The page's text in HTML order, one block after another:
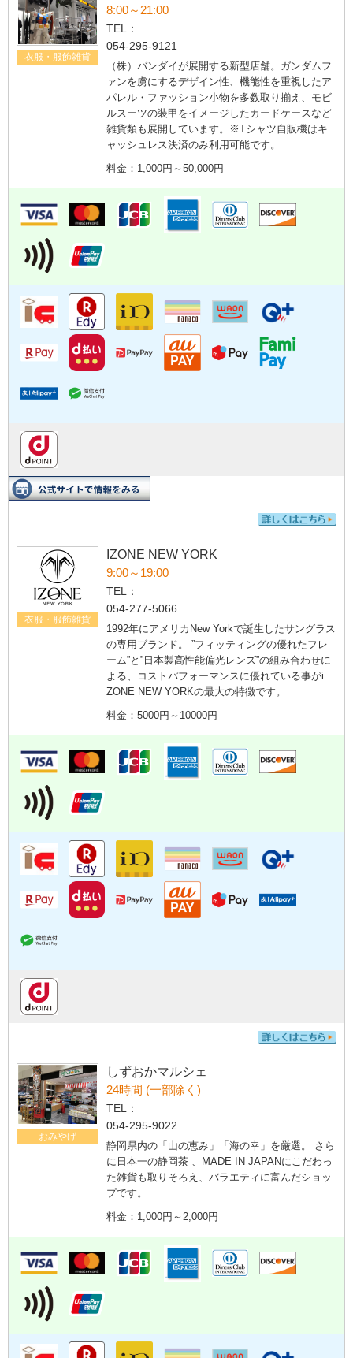
衣服・服飾雑貨
8:00～21:00
TEL：
054-295-9121
（株）バンダイが展開する新型店舗。ガンダムフ
ァンを虜にするデザイン性、機能性を重視したア
パレル・ファッション小物を多数取り揃え、モビ
ルスーツの装甲をイメージしたカードケースなど
雑貨類も展開しています。※Tシャツ自販機はキ
ャッシュレス決済のみ利用可能です。
料金：1,000円～50,000円
衣服・服飾雑貨
IZONE NEW YORK
9:00～19:00
TEL：
054-277-5066
1992年にアメリカNew Yorkで誕生したサングラス
の専用ブランド。 ”フィッティングの優れたフレ
ーム”と”日本製高性能偏光レンズ”の組み合わせに
よる、コストパフォーマンスに優れている事がi
ZONE NEW YORKの最大の特徴です。
料金：5000円～10000円
おみやげ
しずおかマルシェ
24時間 (一部除く)
TEL：
054-295-9022
静岡県内の「山の恵み」「海の幸」を厳選。 さら
に日本一の静岡茶 、MADE IN JAPANにこだわっ
た雑貨も取りそろえ、バラエティに富んだショッ
プです。
料金：1,000円～2,000円